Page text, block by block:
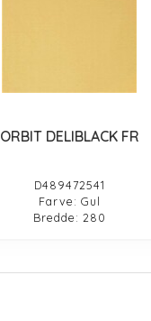
ORBIT DELIBLACK FR
D489472541
Farve: Gul
Bredde: 280